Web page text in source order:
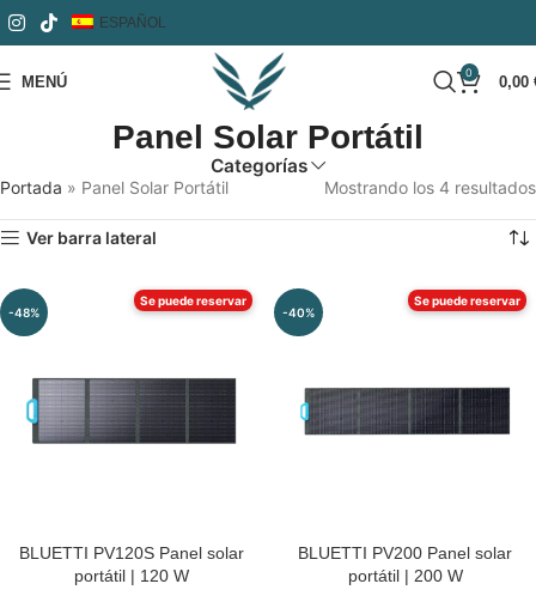
ESPAÑOL
MENÚ 0 0,00
Panel Solar Portátil
Categorías
Portada » Panel Solar Portátil Mostrando los 4 resultados
Ver barra lateral
Se puede reservar
-48%
ESTILO
BLUETTI PV120S Panel solar
portátil | 120 W
Se puede reservar
-40%
BLUETTI PV200 Panel solar
portátil | 200 W